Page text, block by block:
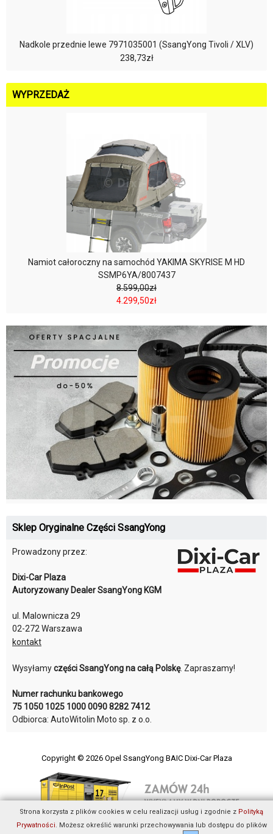
Nadkole przednie lewe 7971035001 (SsangYong Tivoli / XLV)
238,73zł
WYPRZEDAŻ
Namiot całoroczny na samochód YAKIMA SKYRISE M HD
SSMP6YA/8007437
8.599,00zł
4.299,50zł
Sklep Oryginalne Części SsangYong
Prowadzony przez:
Dixi-Car Plaza
Autoryzowany Dealer SsangYong KGM
ul. Malownicza 29
02-272 Warszawa
kontakt
Wysyłamyczęści SsangYong na całą Polskę. Zapraszamy!
Numer rachunku bankowego
75 1050 1025 1000 0090 8282 7412
Odbiorca: AutoWitolin Moto sp. z o.o.
Copyright © 2026 Opel SsangYong BAIC Dixi-Car Plaza
Strona korzysta z plików cookies w celu realizacji usług i zgodnie z Polityką
Prywatności. Możesz określić warunki przechowywania lub dostępu do plików